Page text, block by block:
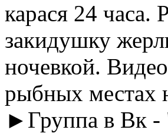
карася 24 часа.
закидушку
ночевкой.
рыбных местах
►Группа в Вк -